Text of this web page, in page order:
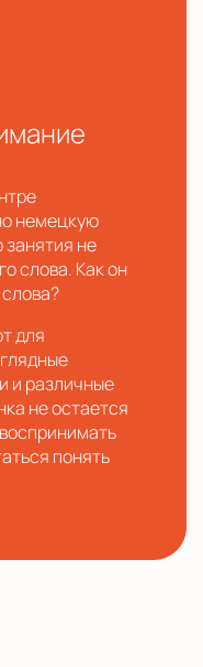
немецкую
занятия не
слова. Как он
для
и различные
не остается
понять